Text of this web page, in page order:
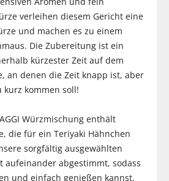
verleihen diesem Gericht eine
und machen es zu einem
Die Zubereitung ist ein
kürzester Zeit auf dem
an denen die Zeit knapp ist, aber
kurz kommen soll!
Würzmischung enthält
die für ein Teriyaki Hähnchen
sorgfältig ausgewählten
aufeinander abgestimmt, sodass
und einfach genießen kannst.